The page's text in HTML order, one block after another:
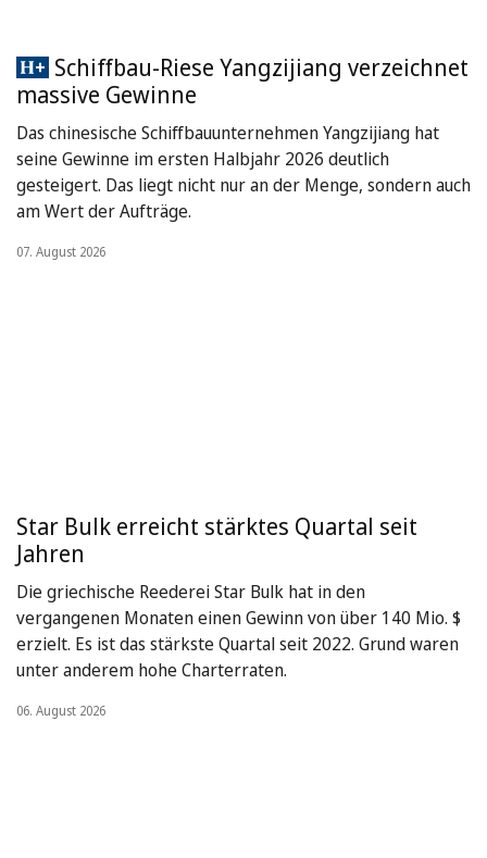
Schiffbau-Riese Yangzijiang verzeichnet
massive Gewinne
Das chinesische Schiffbauunternehmen Yangzijiang hat
seine Gewinne im ersten Halbjahr 2026 deutlich
gesteigert. Das liegt nicht nur an der Menge, sondern auch
am Wert der Aufträge.
07. August 2026
Star Bulk erreicht stärktes Quartal seit
Jahren
Die griechische Reederei Star Bulk hat in den
vergangenen Monaten einen Gewinn von über 140 Mio. $
erzielt. Es ist das stärkste Quartal seit 2022. Grund waren
unter anderem hohe Charterraten.
06. August 2026